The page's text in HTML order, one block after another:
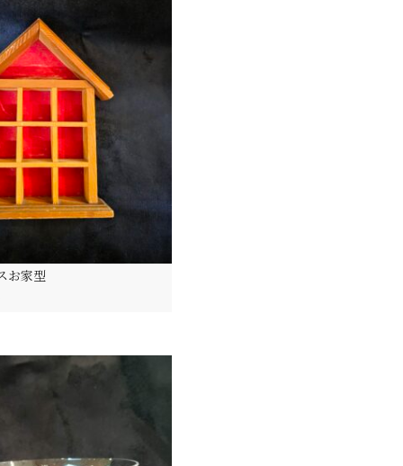
お家型